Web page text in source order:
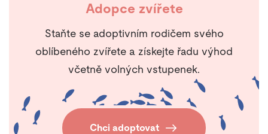
Adopce zvířete
Staňte se adoptivním rodičem svého
oblíbeného zvířete a získejte řadu výhod
včetně volných vstupenek.
Chci adoptovat